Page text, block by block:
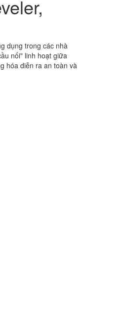
dụng trong các nhà
nối" linh hoạt giữa
hóa diễn ra an toàn và